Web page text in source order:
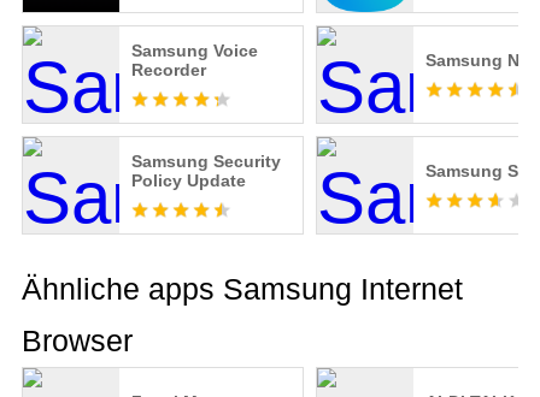
Samsung Voice
Recorder
Samsung
Samsung Security
Policy Update
Samsung
Ähnliche apps Samsung Internet
Browser